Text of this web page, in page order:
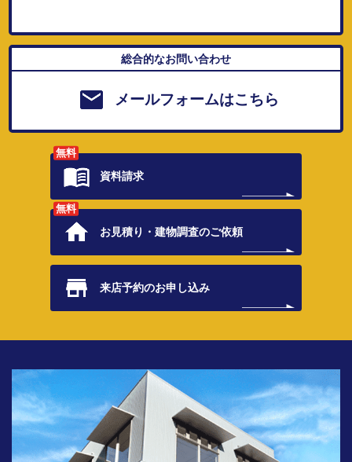
総合的なお問い合わせ
メールフォームはこちら
無料
資料請求
無料
お見積り・建物調査のご依頼
来店予約のお申し込み